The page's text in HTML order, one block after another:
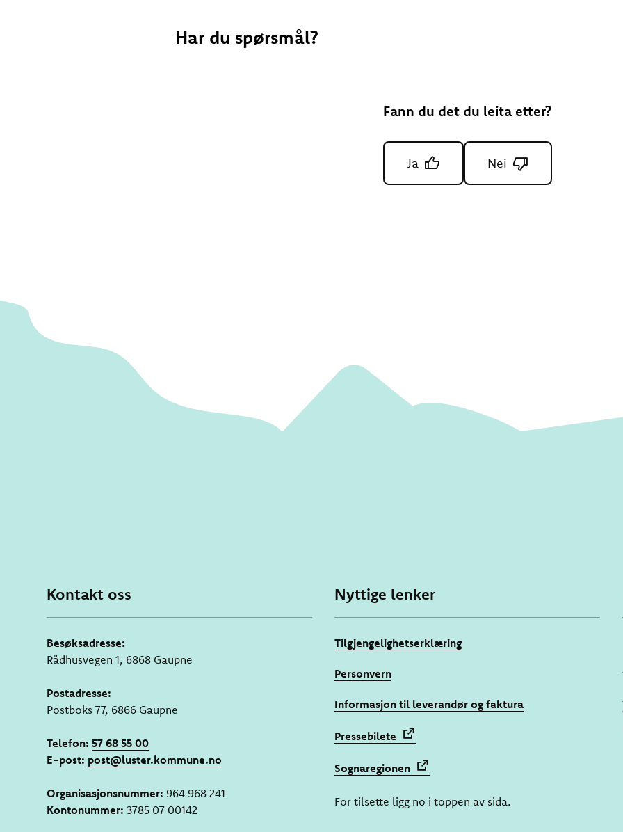
Har du spørsmål?
Fann du det du leita etter?
Ja Nei
Kontakt oss
Besøksadresse:
Rådhusvegen 1, 6868 Gaupne
Postadresse:
Postboks 77, 6866 Gaupne
Telefon: 57 68 55 00
E-post: post@luster.kommune.no
Organisasjonsnummer: 964 968 241
Kontonummer: 3785 07 00142
Nyttige lenker
Tilgjengelighetserklæring
Personvern
Informasjon til leverandør og faktura
Pressebilete
Sognaregionen
For tilsette ligg no i toppen av sida.